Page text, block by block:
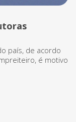
país, de acordo
é motivo